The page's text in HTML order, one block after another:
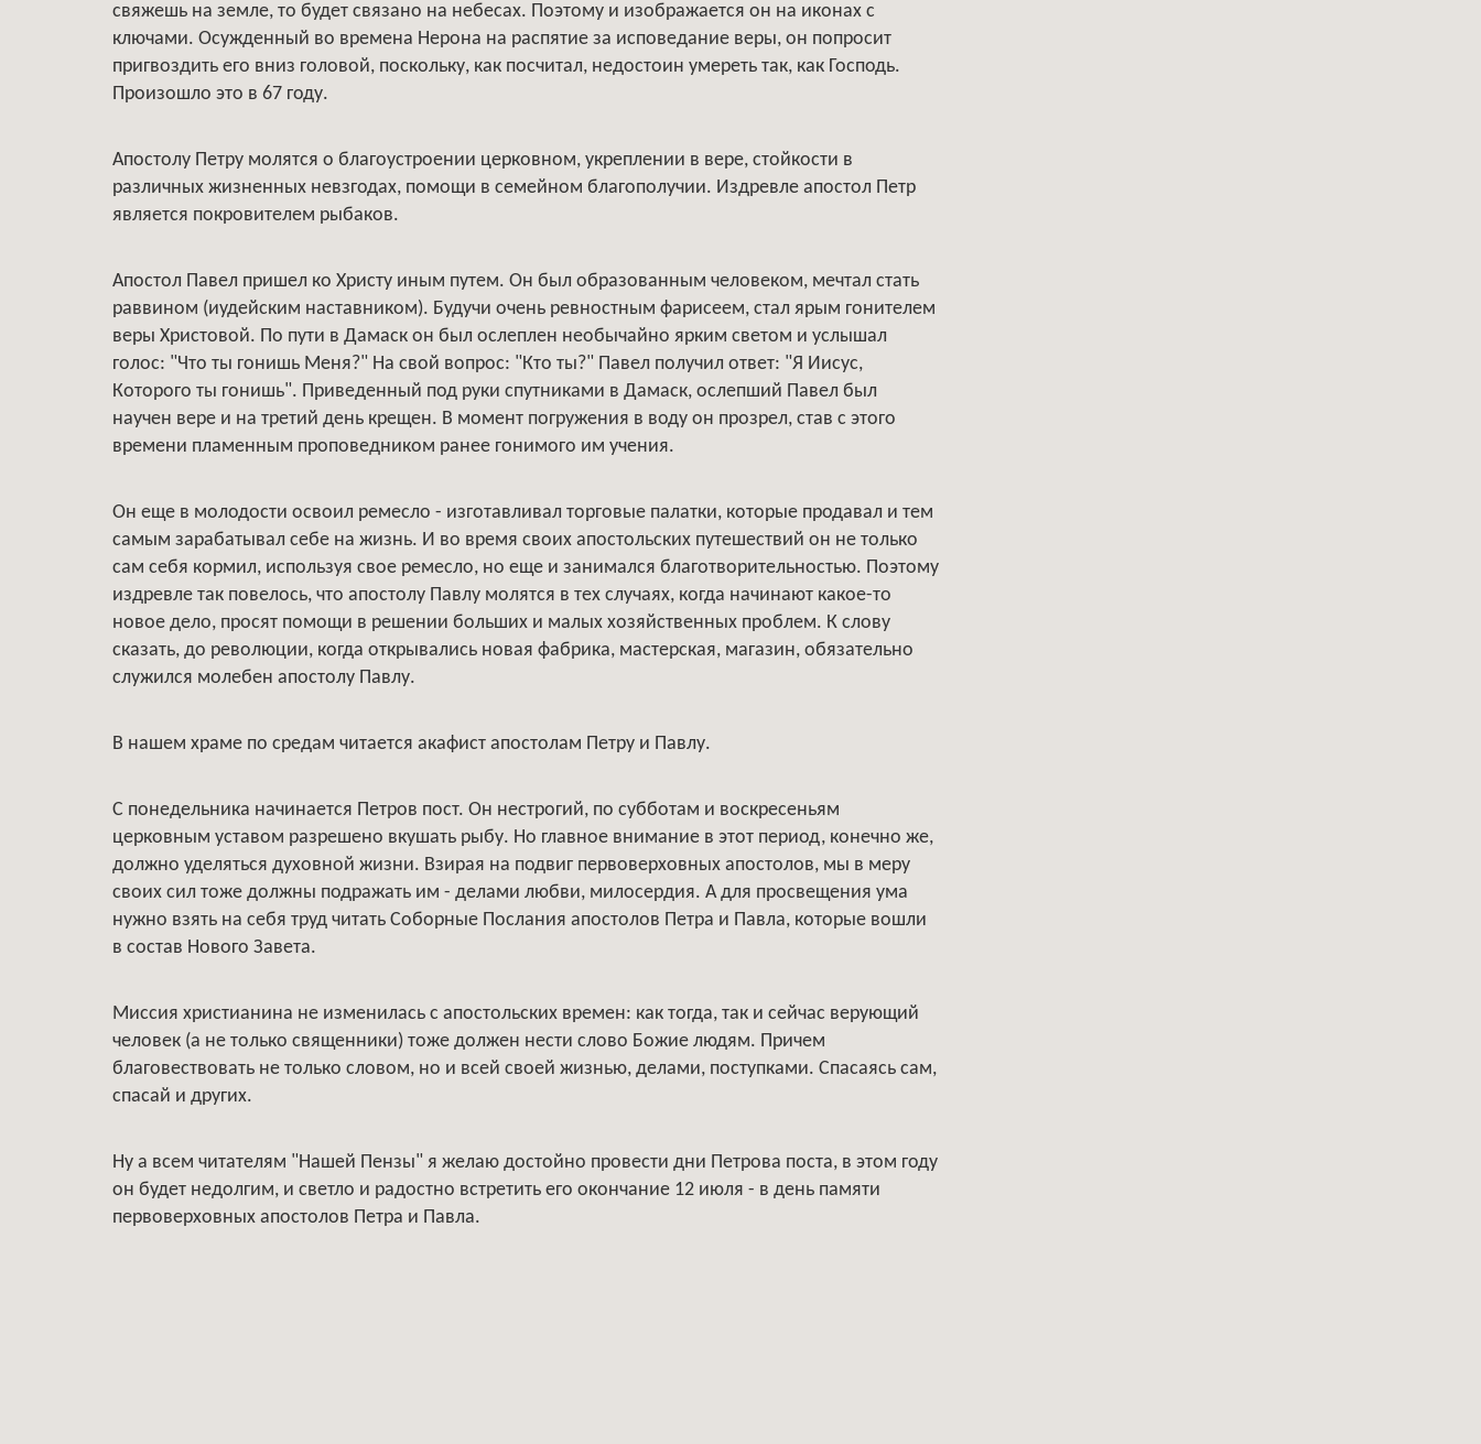
свяжешь на земле, то будет связано на небесах. Поэтому и изображается он на иконах с
ключами. Осужденный во времена Нерона на распятие за исповедание веры, он попросит
пригвоздить его вниз головой, поскольку, как посчитал, недостоин умереть так, как Господь.
Произошло это в 67 году.
Апостолу Петру молятся о благоустроении церковном, укреплении в вере, стойкости в
различных жизненных невзгодах, помощи в семейном благополучии. Издревле апостол Петр
является покровителем рыбаков.
Апостол Павел пришел ко Христу иным путем. Он был образованным человеком, мечтал стать
раввином (иудейским наставником). Будучи очень ревностным фарисеем, стал ярым гонителем
веры Христовой. По пути в Дамаск он был ослеплен необычайно ярким светом и услышал
голос: "Что ты гонишь Меня?" На свой вопрос: "Кто ты?" Павел получил ответ: "Я Иисус,
Которого ты гонишь". Приведенный под руки спутниками в Дамаск, ослепший Павел был
научен вере и на третий день крещен. В момент погружения в воду он прозрел, став с этого
времени пламенным проповедником ранее гонимого им учения.
Он еще в молодости освоил ремесло - изготавливал торговые палатки, которые продавал и тем
самым зарабатывал себе на жизнь. И во время своих апостольских путешествий он не только
сам себя кормил, используя свое ремесло, но еще и занимался благотворительностью. Поэтому
издревле так повелось, что апостолу Павлу молятся в тех случаях, когда начинают какое-то
новое дело, просят помощи в решении больших и малых хозяйственных проблем. К слову
сказать, до революции, когда открывались новая фабрика, мастерская, магазин, обязательно
служился молебен апостолу Павлу.
В нашем храме по средам читается акафист апостолам Петру и Павлу.
С понедельника начинается Петров пост. Он нестрогий, по субботам и воскресеньям
церковным уставом разрешено вкушать рыбу. Но главное внимание в этот период, конечно же,
должно уделяться духовной жизни. Взирая на подвиг первоверховных апостолов, мы в меру
своих сил тоже должны подражать им - делами любви, милосердия. А для просвещения ума
нужно взять на себя труд читать Соборные Послания апостолов Петра и Павла, которые вошли
в состав Нового Завета.
Миссия христианина не изменилась с апостольских времен: как тогда, так и сейчас верующий
человек (а не только священники) тоже должен нести слово Божие людям. Причем
благовествовать не только словом, но и всей своей жизнью, делами, поступками. Спасаясь сам,
спасай и других.
Ну а всем читателям "Нашей Пензы" я желаю достойно провести дни Петрова поста, в этом году
он будет недолгим, и светло и радостно встретить его окончание 12 июля - в день памяти
первоверховных апостолов Петра и Павла.